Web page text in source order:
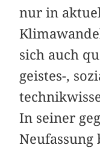
nur in
sich auch
geistes-,
In seiner
Neufassung